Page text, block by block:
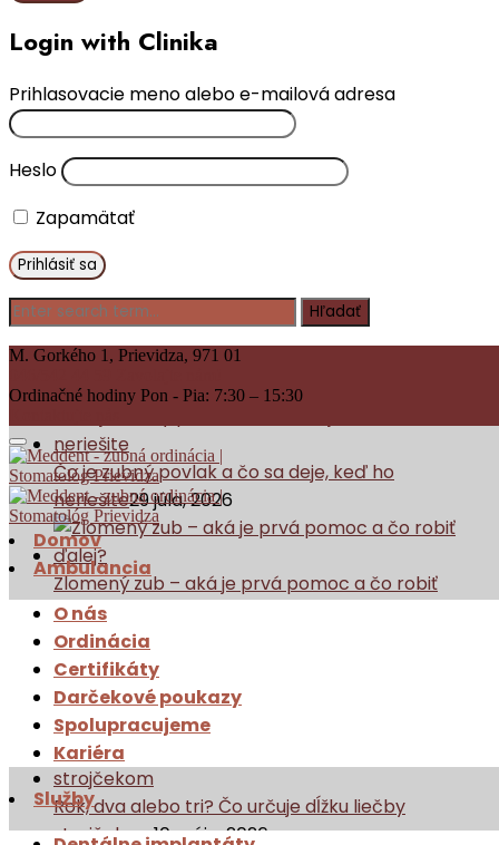
Login with Clinika
Prihlasovacie meno alebo e-mailová adresa
Heslo
Zapamätať
M. Gorkého 1, Prievidza, 971 01
Ordinačné hodiny Pon - Pia: 7:30 – 15:30
Domov
Ambulancia
O nás
Ordinácia
Certifikáty
Darčekové poukazy
Spolupracujeme
Kariéra
Služby
Téma:zubné implantáty
Čo je zubný povlak a čo sa deje, keď ho
neriešite29 júla, 2026
Zlomený zub – aká je prvá pomoc a čo robiť
ďalej?
Zubný kaz - čo to je, ako vzniká a čo s ním robiť?
mája, 2026
Rok, dva alebo tri? Čo určuje dĺžku liečby
strojčekom10 mája, 2026